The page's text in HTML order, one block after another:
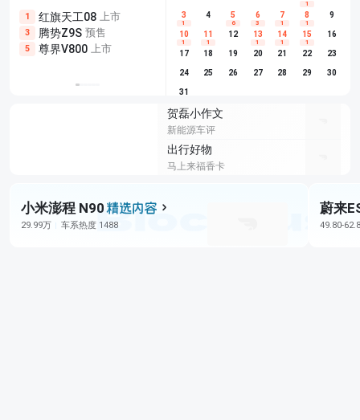
1 红旗天工08 上市
3 腾势Z9S 预售
5 尊界V800 上市
尊界V680 上市
享界G9 预售
别克至境L7 预售
埃安
长城H10
深蓝S05
1
3
1
4 5
6
6
3
7
1
8
1
9
10
1
11
1
12 13
1
14
1
15
1
16
17 18 19 20 21 22 23
24 25 26 27 28 29 30
31
贺磊小作文
新能源车评
出行好物
马上来福香卡
小米澎程 N90
29.99万 车系热度 1488
蔚来
49.80-